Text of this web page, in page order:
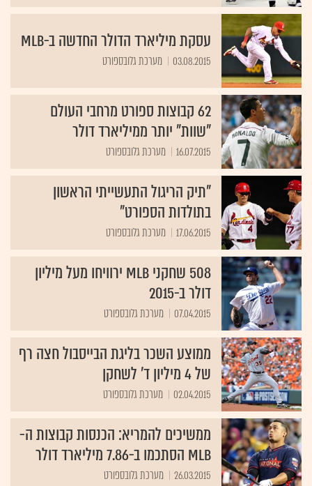
עסקת מיליארד הדולר החדשה ב-MLB
03.08.2015 מערכת גלובספורט
62 קבוצות ספורט מרחבי העולם
"שוות" יותר ממיליארד דולר
16.07.2015 מערכת גלובספורט
"תיק הריגול התעשייתי הראשון
בתולדות הספורט"
17.06.2015 מערכת גלובספורט
508 שחקני MLB ירוויחו מעל מיליון
דולר ב-2015
07.04.2015 מערכת גלובספורט
ממוצע השכר בליגת הבייסבול חצה רף
של 4 מיליון ד' לשחקן
02.04.2015 מערכת גלובספורט
ממשיכים להמריא: הכנסות קבוצות ה-
MLB הסתכמו ב-7.86 מיליארד דולר
26.03.2015 מערכת גלובספורט